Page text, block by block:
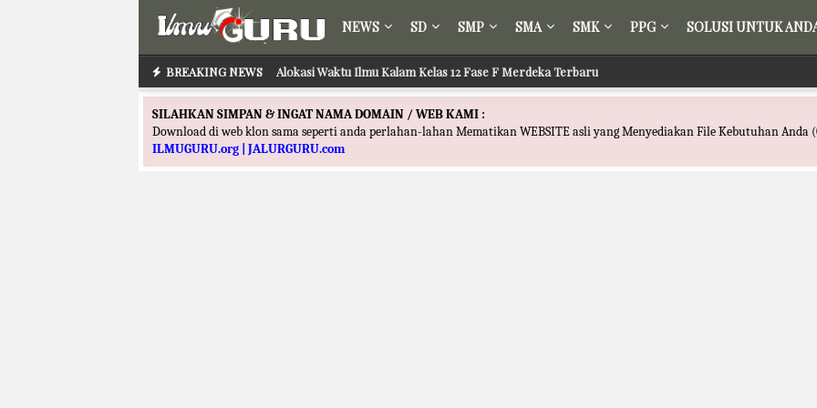
NEWS SD SMP SMA SMK PPG SOLUSI UNTUK
BREAKING NEWS Alokasi Waktu Ilmu Kalam Kelas 12 Fase F Merdeka Terbaru
SILAHKAN SIMPAN & INGAT NAMA DOMAIN / WEB KAMI :
Download di web klon sama seperti anda perlahan-lahan Mematikan WEBSITE asli yang Menyediakan File Kebutuhan Anda
ILMUGURU.org | JALURGURU.com